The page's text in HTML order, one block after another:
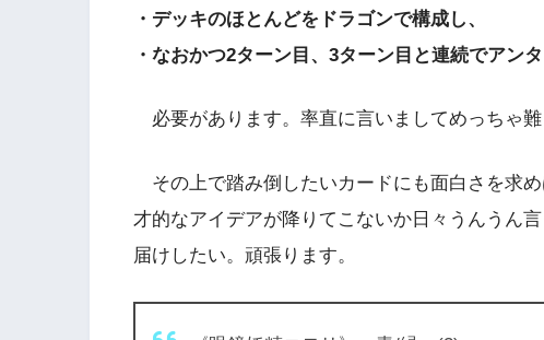
・デッキのほとんどをドラゴンで構成し、
・なおかつ2ターン目、3ターン目と連続でアン
必要があります。率直に言いましてめっちゃ難
その上で踏み倒したいカードにも面白さを求
才的なアイデアが降りてこないか日々うんうん
届けしたい。頑張ります。